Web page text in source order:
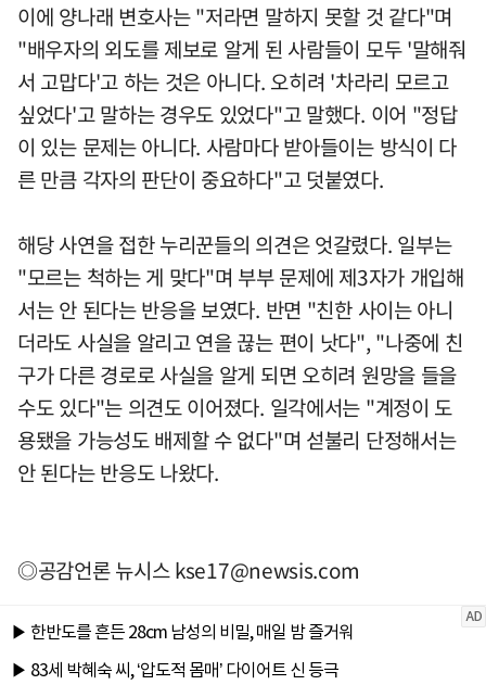
이에 양나래 변호사는 "저라면 말하지 못할 것 같다"며
"배우자의 외도를 제보로 알게 된 사람들이 모두 '말해줘
서 고맙다'고 하는 것은 아니다. 오히려 '차라리 모르고
싶었다'고 말하는 경우도 있었다"고 말했다. 이어 "정답
이 있는 문제는 아니다. 사람마다 받아들이는 방식이 다
른 만큼 각자의 판단이 중요하다"고 덧붙였다.
해당 사연을 접한 누리꾼들의 의견은 엇갈렸다. 일부는
"모르는 척하는 게 맞다"며 부부 문제에 제3자가 개입해
서는 안 된다는 반응을 보였다. 반면 "친한 사이는 아니
더라도 사실을 알리고 연을 끊는 편이 낫다", "나중에 친
구가 다른 경로로 사실을 알게 되면 오히려 원망을 들을
수도 있다"는 의견도 이어졌다. 일각에서는 "계정이 도
용됐을 가능성도 배제할 수 없다"며 섣불리 단정해서는
안 된다는 반응도 나왔다.
◎공감언론 뉴시스kse17@newsis.com